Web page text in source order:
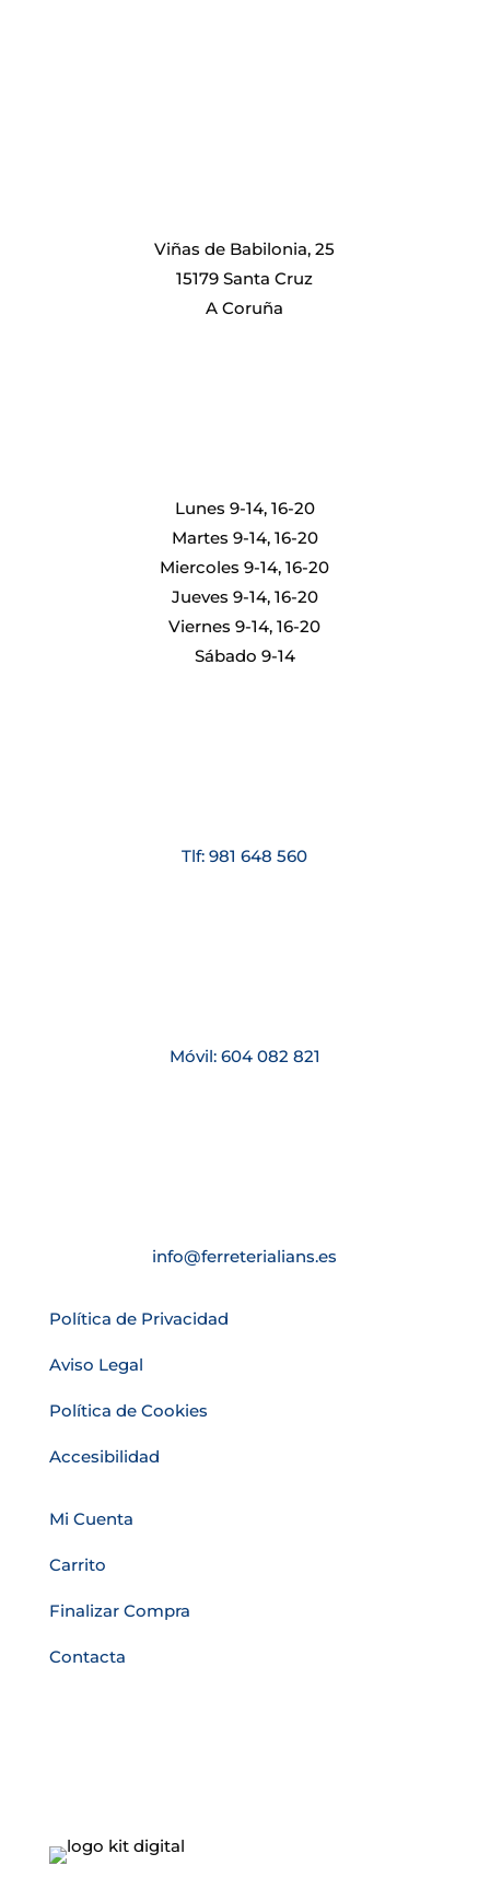
Viñas de Babilonia, 25
15179 Santa Cruz
A Coruña
Lunes 9-14, 16-20
Martes 9-14, 16-20
Miercoles 9-14, 16-20
Jueves 9-14, 16-20
Viernes 9-14, 16-20
Sábado 9-14
Tlf: 981 648 560
Móvil: 604 082 821
info@ferreterialians.es
Política de Privacidad
Aviso Legal
Política de Cookies
Accesibilidad
Mi Cuenta
Carrito
Finalizar Compra
Contacta